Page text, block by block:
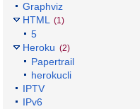
Graphviz
HTML (1)
5
Heroku (2)
Papertrail
herokucli
IPTV
IPv6